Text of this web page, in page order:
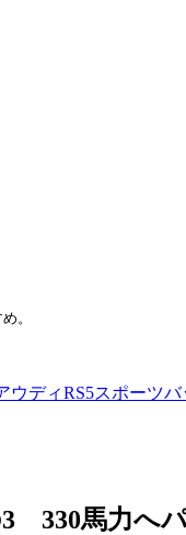
。
ウディRS5スポーツバ
330馬力へ